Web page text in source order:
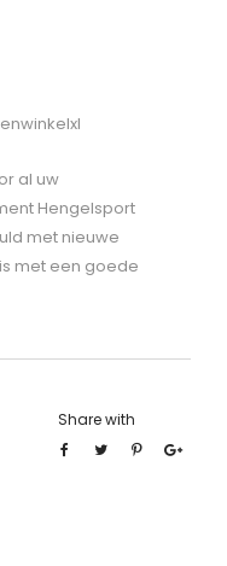
al uw
Hengelsport
met nieuwe
met een goede
Share with